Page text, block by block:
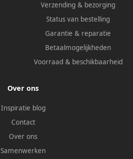
Verzending & bezorging
Status van bestelling
Garantie & reparatie
Betaalmogelijkheden
Voorraad & beschikbaarheid
Over ons
Inspiratie blog
Contact
Over ons
Samenwerken